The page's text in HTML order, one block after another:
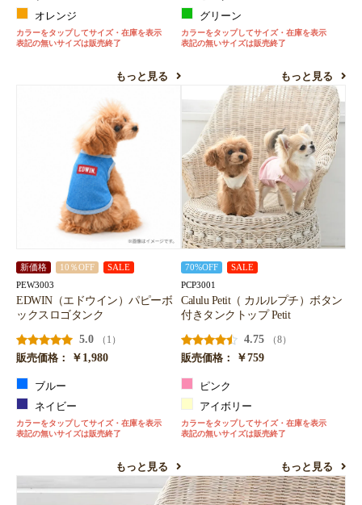
オレンジ
カラーをタップしてサイズ・在庫を表示
表記の無いサイズは販売終了
もっと見る
グリーン
カラーをタップしてサイズ・在庫を表示
表記の無いサイズは販売終了
もっと見る
新価格 10％OFF SALE
PEW3003
EDWIN（エドウイン）パピーボ
ックスロゴタンク
5.0
（1）
販売価格：
￥1,980
ブルー
ネイビー
カラーをタップしてサイズ・在庫を表示
表記の無いサイズは販売終了
もっと見る
70%OFF SALE
PCP3001
Calulu Petit（ カルルプチ）ボタン
付きタンクトップ Petit
4.75
（8）
販売価格：
￥759
ピンク
アイボリー
カラーをタップしてサイズ・在庫を表示
表記の無いサイズは販売終了
もっと見る